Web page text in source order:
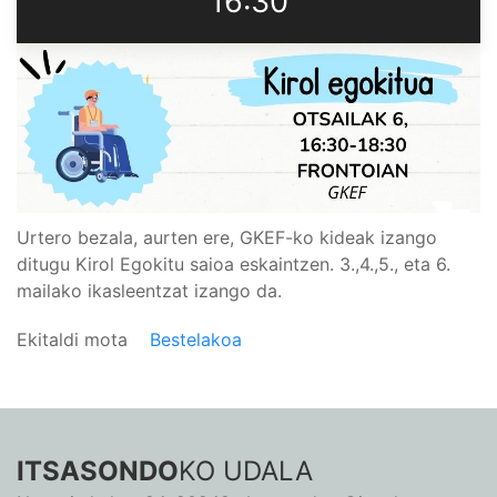
Urtero bezala, aurten ere, GKEF-ko kideak izango
ditugu Kirol Egokitu saioa eskaintzen. 3.,4.,5., eta 6.
mailako ikasleentzat izango da.
Ekitaldi mota Bestelakoa
ITSASONDOKO UDALA